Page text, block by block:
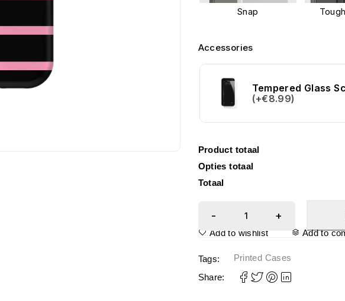
Snap Tough
Accessories
Tempered Glass
(+€8.99)
Product totaal
Opties totaal
Totaal
Add to wishlist Add to
Tags:
Printed Cases
Share: